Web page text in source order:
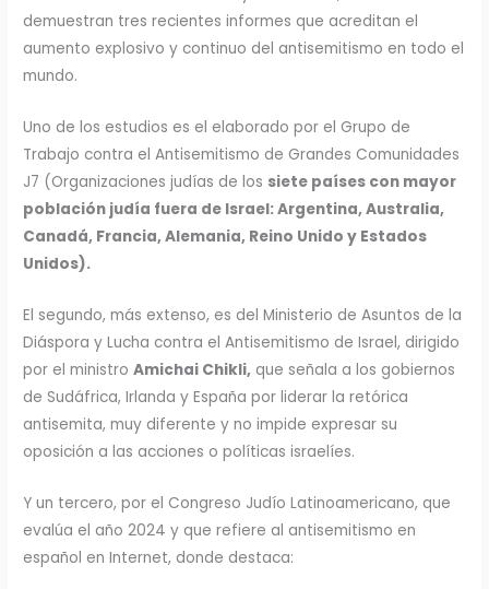
demuestran tres recientes informes que acreditan el
aumento explosivo y continuo del antisemitismo en todo el
mundo.
Uno de los estudios es el elaborado por el Grupo de
Trabajo contra el Antisemitismo de Grandes Comunidades
J7 (Organizaciones judías de los siete países con mayor
población judía fuera de Israel: Argentina, Australia,
Canadá, Francia, Alemania, Reino Unido y Estados
Unidos).
El segundo, más extenso, es del Ministerio de Asuntos de la
Diáspora y Lucha contra el Antisemitismo de Israel, dirigido
por el ministroAmichai Chikli, que señala a los gobiernos
de Sudáfrica, Irlanda y España por liderar la retórica
antisemita, muy diferente y no impide expresar su
oposición a las acciones o políticas israelíes.
Y un tercero, por el Congreso Judío Latinoamericano, que
evalúa el año 2024 y que refiere al antisemitismo en
español en Internet, donde destaca: